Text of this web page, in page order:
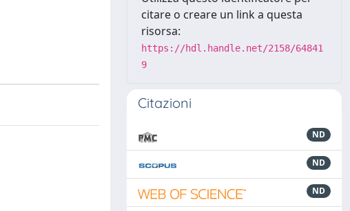
citare o creare un link a questa
risorsa:
https://hdl.handle.net/2158/64841
9
Citazioni
ND
ND
ND